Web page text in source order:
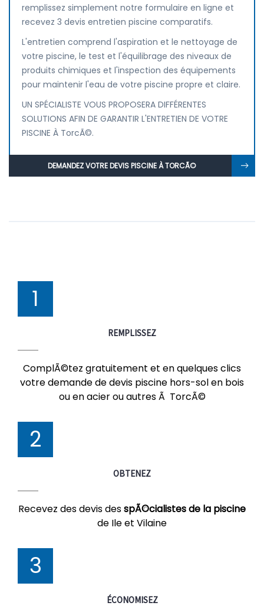
remplissez simplement notre formulaire en ligne et
recevez 3 devis entretien piscine comparatifs.
L'entretien comprend l'aspiration et le nettoyage de
votre piscine, le test et l'équilibrage des niveaux de
produits chimiques et l'inspection des équipements
pour maintenir l'eau de votre piscine propre et claire.
UN SPÉCIALISTE VOUS PROPOSERA DIFFÉRENTES
SOLUTIONS AFIN DE GARANTIR L'ENTRETIEN DE VOTRE
PISCINE À TorcÃ©.
DEMANDEZ VOTRE DEVIS PISCINE À TORCÃ©
1
REMPLISSEZ
ComplÃ©tez gratuitement et en quelques clics
votre demande de devis piscine hors-sol en bois
ou en acier ou autres Ã TorcÃ©
2
OBTENEZ
Recevez des devis desspÃ©cialistes de la piscine
de Ile et Vilaine
3
ÉCONOMISEZ